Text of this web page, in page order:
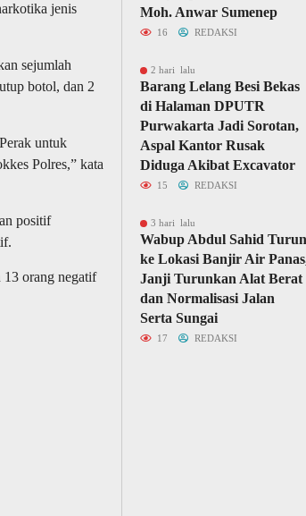
jenis
sejumlah
botol, dan 2
untuk
Polres,” kata
positif
13 orang negatif
Moh. Anwar Sumenep
16 REDAKSI
2 hari lalu
Barang Lelang Besi Bekas
di Halaman DPUTR
Purwakarta Jadi Sorotan,
Aspal Kantor Rusak
Diduga Akibat Excavator
15 REDAKSI
3 hari lalu
Wabup Abdul Sahid Turun
ke Lokasi Banjir Air
Janji Turunkan Alat Berat
dan Normalisasi Jalan
Serta Sungai
17 REDAKSI